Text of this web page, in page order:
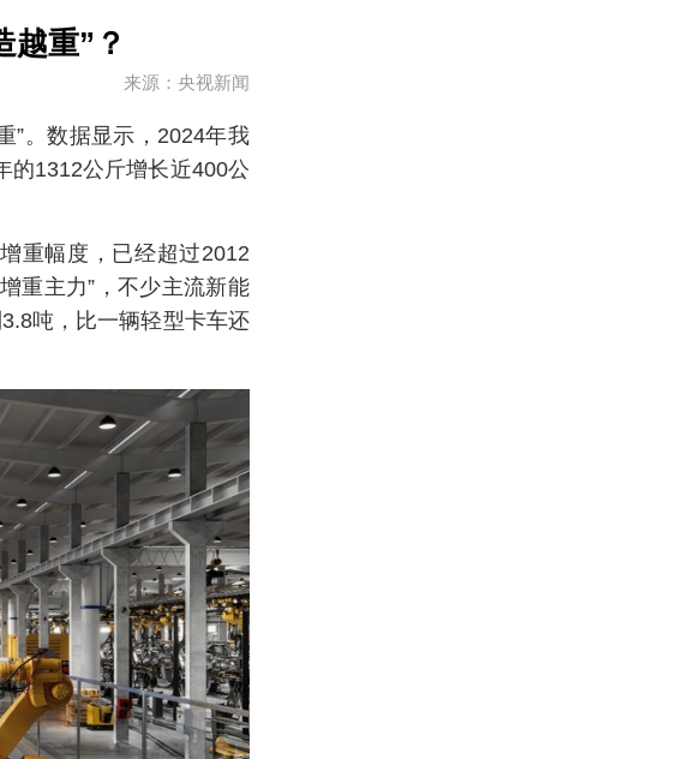
越重”？
来源：央视新闻
”。数据显示，2024年我
的1312公斤增长近400公
重幅度，已经超过2012
重主力”，不少主流新能
吨，比一辆轻型卡车还